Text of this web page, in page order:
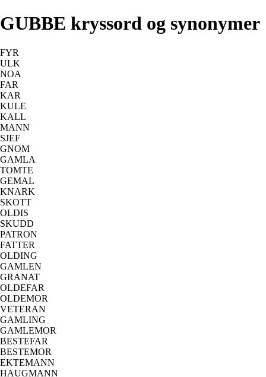
GUBBE kryssord og synonymer
FYR
ULK
NOA
FAR
KAR
KULE
KALL
MANN
SJEF
GNOM
GAMLA
TOMTE
GEMAL
KNARK
SKOTT
OLDIS
SKUDD
PATRON
FATTER
OLDING
GAMLEN
GRANAT
OLDEFAR
OLDEMOR
VETERAN
GAMLING
GAMLEMOR
BESTEFAR
BESTEMOR
EKTEMANN
HAUGMANN